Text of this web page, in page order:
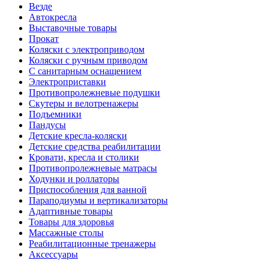
Везде
Автокресла
Выставочные товары
Прокат
Коляски с электроприводом
Коляски с ручным приводом
С санитарным оснащением
Электроприставки
Противопролежневые подушки
Скутеры и велотренажеры
Подъемники
Пандусы
Детские кресла-коляски
Детские средства реабилитации
Кровати, кресла и столики
Противопролежневые матрасы
Ходунки и роллаторы
Приспособления для ванной
Параподиумы и вертикализаторы
Адаптивные товары
Товары для здоровья
Массажные столы
Реабилитационные тренажеры
Аксессуары